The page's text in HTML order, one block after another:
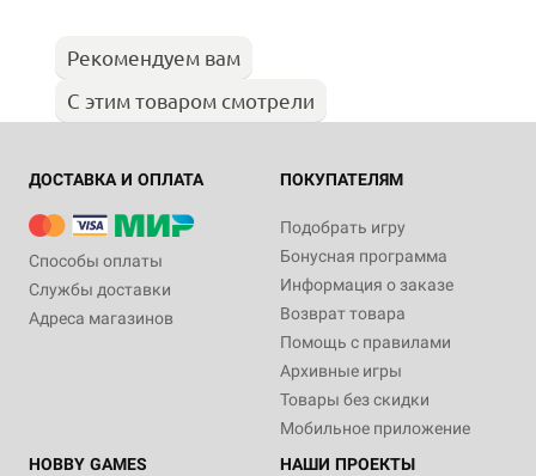
Рекомендуем вам
С этим товаром смотрели
ДОСТАВКА И ОПЛАТА
Способы оплаты
Службы доставки
Адреса магазинов
ПОКУПАТЕЛЯМ
Подобрать игру
Бонусная программа
Информация о заказе
Возврат товара
Помощь с правилами
Архивные игры
Товары без скидки
Мобильное приложение
HOBBY GAMES
НАШИ ПРОЕКТЫ